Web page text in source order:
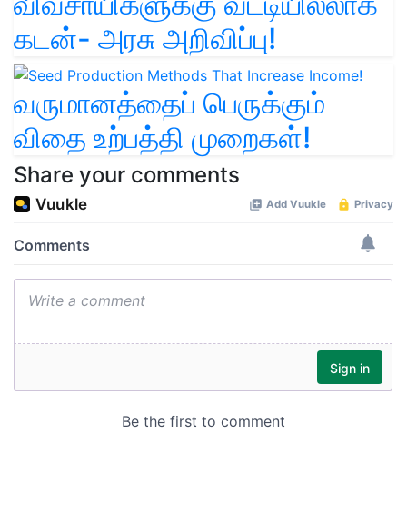
கடன்- அரசு அறிவிப்பு!
வருமானத்தைப் பெருக்கும்
விதை உற்பத்தி முறைகள்!
Share your comments